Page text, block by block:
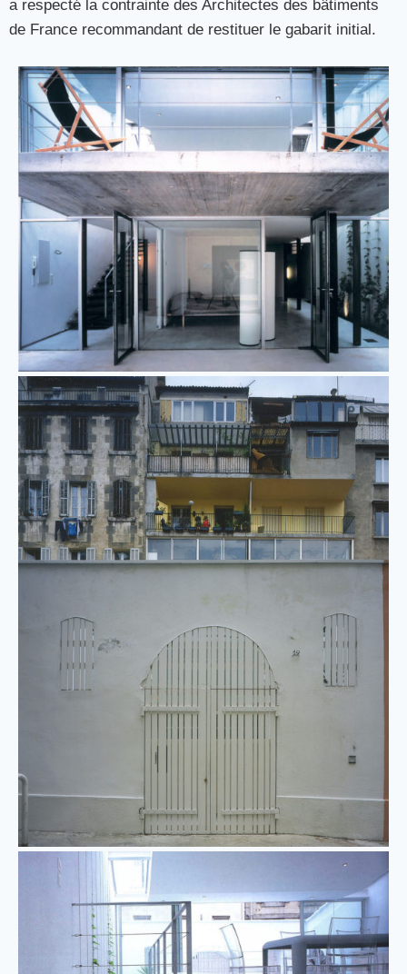
a respecté la contrainte des Architectes des bâtiments
de France recommandant de restituer le gabarit initial.